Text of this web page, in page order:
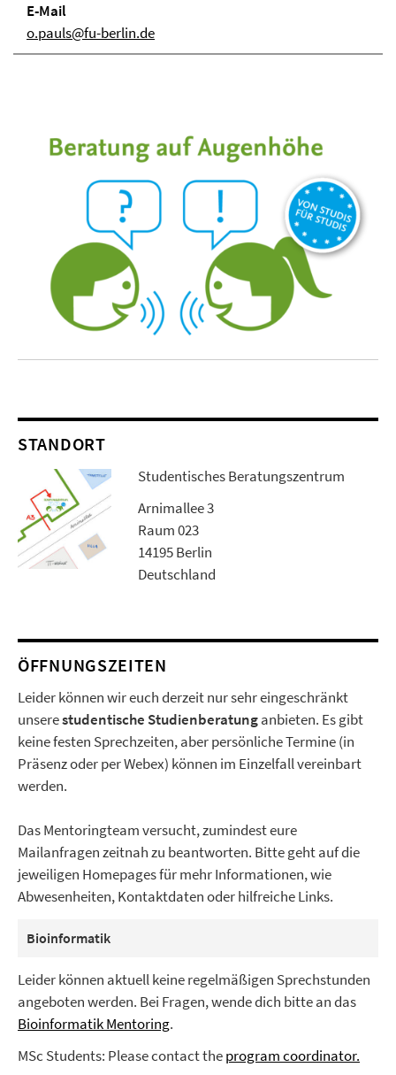
E-Mail
o.pauls@fu-berlin.de
STANDORT
Studentisches Beratungszentrum
Arnimallee 3
Raum 023
14195 Berlin
Deutschland
ÖFFNUNGSZEITEN
Leider können wir euch derzeit nur sehr eingeschränkt
unserestudentische Studienberatunganbieten. Es gibt
keine festen Sprechzeiten, aber persönliche Termine (in
Präsenz oder per Webex) können im Einzelfall vereinbart
werden.
Das Mentoringteam versucht, zumindest eure
Mailanfragen zeitnah zu beantworten. Bitte geht auf die
jeweiligen Homepages für mehr Informationen, wie
Abwesenheiten, Kontaktdaten oder hilfreiche Links.
Bioinformatik
Leider können aktuell keine regelmäßigen Sprechstunden
angeboten werden. Bei Fragen, wende dich bitte an das
Bioinformatik Mentoring.
MSc Students: Please contact theprogram coordinator.